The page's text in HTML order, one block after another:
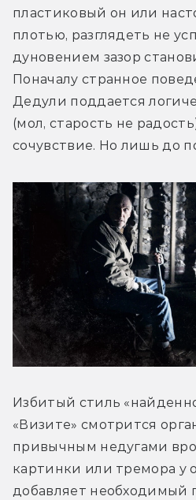
пластиковый он или
плотью, разглядеть не
дуновением зазор
Поначалу странное
Дедули поддается
(мол, старость не
сочувствие. Но лишь до
Избитый стиль
«Визите» смотрится
привычным недугами
картинки или тремора у
добавляет необходимый